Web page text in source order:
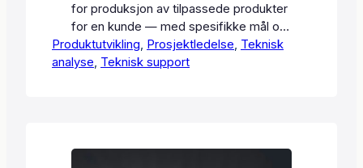
for produksjon av tilpassede produkter
for en kunde — med spesifikke mål og
instruksjoner for å sikre at
spesifikasjonene blir fulgt. Jeg begynte
kartlegge tekniske minimumskrav for…
Produktutvikling, Prosjektledelse, Teknisk
analyse, Teknisk support